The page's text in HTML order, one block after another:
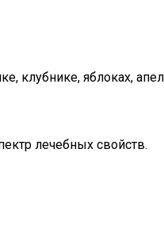
клубнике, яблоках,
лечебных свойств.